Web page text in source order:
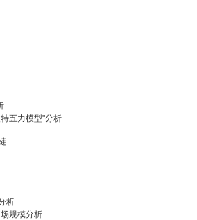
五力模型"分析
析
规模分析